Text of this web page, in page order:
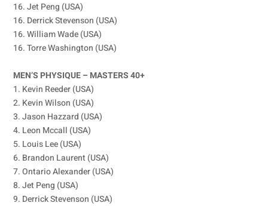
16. Jet Peng (USA)
16. Derrick Stevenson (USA)
16. William Wade (USA)
16. Torre Washington (USA)
MEN’S PHYSIQUE – MASTERS 40+
1. Kevin Reeder (USA)
2. Kevin Wilson (USA)
3. Jason Hazzard (USA)
4. Leon Mccall (USA)
5. Louis Lee (USA)
6. Brandon Laurent (USA)
7. Ontario Alexander (USA)
8. Jet Peng (USA)
9. Derrick Stevenson (USA)